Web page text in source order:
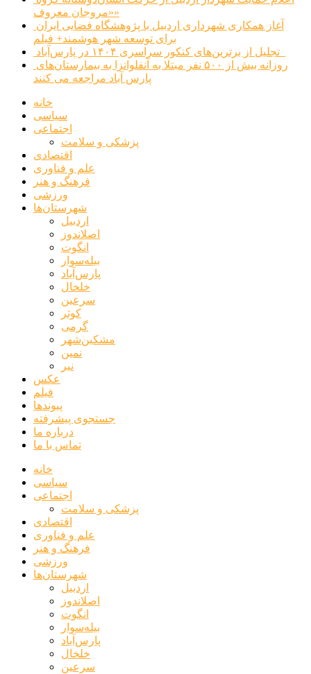
«مروجان معروف»
برای توسعه شهر هوشمند+ فیلم
پارس آباد مراجعه می کنند
خانه
سیاسی
اجتماعی
پزشکی و سلامت
اقتصادی
علم و فناوری
فرهنگ و هنر
ورزشی
شهرستان‌ها
اردبیل
اصلاندوز
انگوت
بیله‌سوار
پارس‌آباد
خلخال
سرعین
کوثر
گرمی
مشکین‌شهر
نمین
نیر
عکس
فیلم
پیوندها
جستجوی پیشرفته
درباره ما
تماس با ما
خانه
سیاسی
اجتماعی
پزشکی و سلامت
اقتصادی
علم و فناوری
فرهنگ و هنر
ورزشی
شهرستان‌ها
اردبیل
اصلاندوز
انگوت
بیله‌سوار
پارس‌آباد
خلخال
سرعین